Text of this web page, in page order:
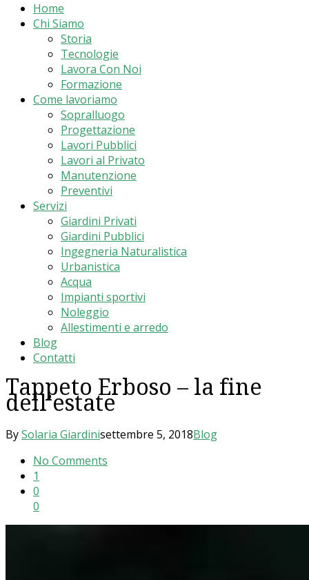
Home
Chi Siamo
Storia
Tecnologie
Lavora Con Noi
Formazione
Come lavoriamo
Sopralluogo
Progettazione
Lavori Pubblici
Lavori al Privato
Manutenzione
Preventivi
Servizi
Giardini Privati
Giardini Pubblici
Ingegneria Naturalistica
Urbanistica
Acqua
Impianti sportivi
Noleggio
Allestimenti e arredo
Blog
Contatti
Tappeto Erboso – la fine
dell’estate
BySolaria Giardinisettembre 5, 2018Blog
No Comments
1
0
0